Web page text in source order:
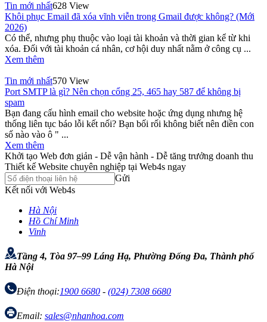
Tin mới nhất628 View
Khôi phục Email đã xóa vĩnh viễn trong Gmail được không? (Mới
2026)
Có thể, nhưng phụ thuộc vào loại tài khoản và thời gian kể từ khi
xóa. Đối với tài khoản cá nhân, cơ hội duy nhất nằm ở công cụ ...
Xem thêm
Tin mới nhất570 View
Port SMTP là gì? Nên chọn cổng 25, 465 hay 587 để không bị
spam
Bạn đang cấu hình email cho website hoặc ứng dụng nhưng hệ
thống liên tục báo lỗi kết nối? Bạn bối rối không biết nên điền con
số nào vào ô " ...
Xem thêm
Khởi tạo Web đơn giản - Dễ vận hành - Dễ tăng trưởng doanh thu
Thiết kế Website chuyên nghiệp tại Web4s ngay
Gửi
Kết nối với Web4s
Hà Nội
Hồ Chí Minh
Vinh
Tầng 4, Tòa 97–99 Láng Hạ, Phường Đống Đa, Thành phố
Hà Nội
Điện thoại:1900 6680 - (024) 7308 6680
Email: sales@nhanhoa.com